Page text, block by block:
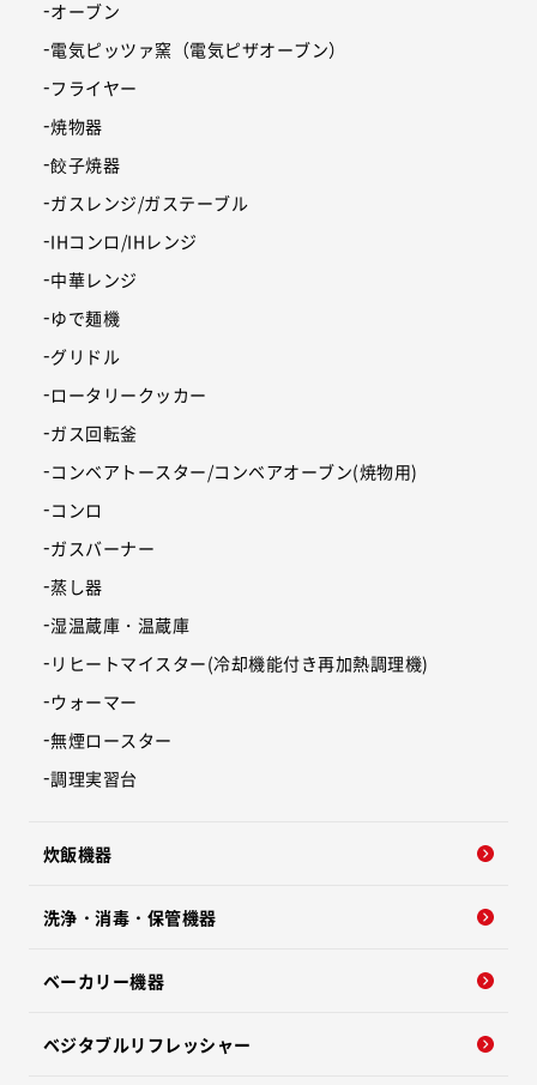
オーブン
電気ピッツァ窯（電気ピザオーブン）
フライヤー
焼物器
餃子焼器
ガスレンジ/ガステーブル
IHコンロ/IHレンジ
中華レンジ
ゆで麺機
グリドル
ロータリークッカー
ガス回転釜
コンベアトースター/コンベアオーブン(焼物用)
コンロ
ガスバーナー
蒸し器
湿温蔵庫・温蔵庫
リヒートマイスター(冷却機能付き再加熱調理機)
ウォーマー
無煙ロースター
調理実習台
炊飯機器
洗浄・消毒・保管機器
ベーカリー機器
ベジタブルリフレッシャー